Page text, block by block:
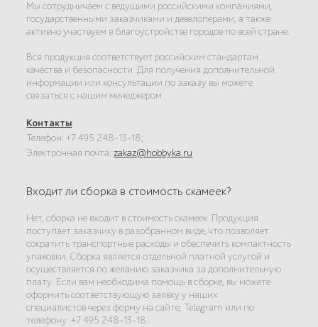
Мы сотрудничаем с ведущими российскими компаниями,
государственными заказчиками и девелоперами, а также
активно участвуем в благоустройстве городов по всей стране.
Вся продукция соответствует российским стандартам
качества и безопасности. Для получения дополнительной
информации или консультации по заказу вы можете
связаться с нашим менеджером.
Контакты:
Телефон: +7 495 248-13-18;
Электронная почта:zakaz@hobbyka.ru
Входит ли сборка в стоимость скамеек?
Нет, сборка не входит в стоимость скамеек. Продукция
поступает заказчику в разобранном виде, что позволяет
сократить транспортные расходы и обеспечить компактность
упаковки. Сборка является отдельной платной услугой и
осуществляется по желанию заказчика за дополнительную
плату. Если вам необходима помощь в сборке, вы можете
оформить соответствующую заявку у наших
специалистов через форму на сайте, Telegram или по
телефону: +7 495 248-13-18.